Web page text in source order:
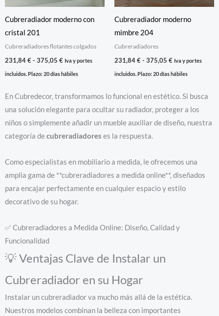
Cubreradiador moderno con
cristal 201
Cubreradiadores flotantes colgados
231,84€- 375,05 € Iva y portes
incluidos. Plazo: 20 días hábiles
Cubreradiador moderno
mimbre 204
Cubreradiadores
231,84€- 375,05 € Iva y portes
incluidos. Plazo: 20 días hábiles
En Cubredecor, transformamos lo funcional en estético. Si busca
una solución elegante para ocultar su radiador, proteger a los
niños o simplemente añadir un mueble auxiliar de diseño, nuestra
categoría decubreradiadores es la respuesta.
Como especialistas en mobiliario a medida, le ofrecemos una
amplia gama de **cubreradiadores a medida online**, diseñados
para encajar perfectamente en cualquier espacio y estilo
decorativo de su hogar.
✅ Cubreradiadores a Medida Online: Diseño, Calidad y
Funcionalidad
💡 Ventajas Clave de Instalar un
Cubreradiador en su Hogar
Instalar un cubreradiador va mucho más allá de la estética.
Nuestros modelos combinan la belleza con importantes